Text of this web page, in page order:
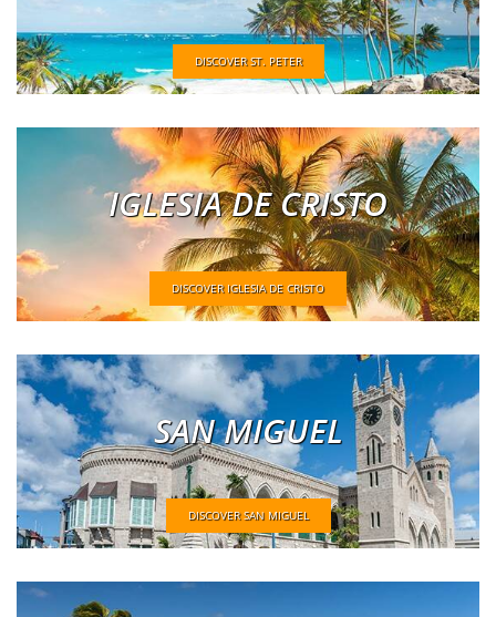
DISCOVER ST. PETER
IGLESIA DE CRISTO
DISCOVER IGLESIA DE CRISTO
SAN MIGUEL
DISCOVER SAN MIGUEL